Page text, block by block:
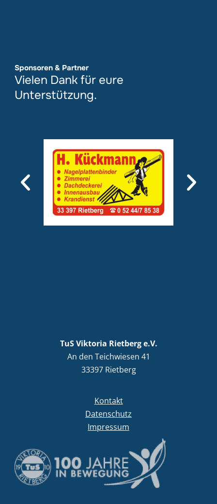
Sponsoren & Partner
Vielen Dank für eure
Unterstützung.
TuS Viktoria Rietberg e.V.
An den Teichwiesen 41
33397 Rietberg
Kontakt
Datenschutz
Impressum